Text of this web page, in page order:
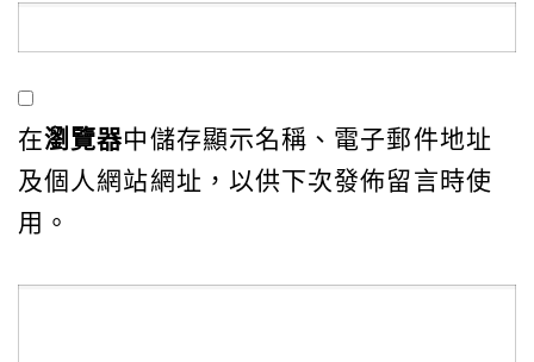
在瀏覽器中儲存顯示名稱、電子郵件地址
及個人網站網址，以供下次發佈留言時使
用。